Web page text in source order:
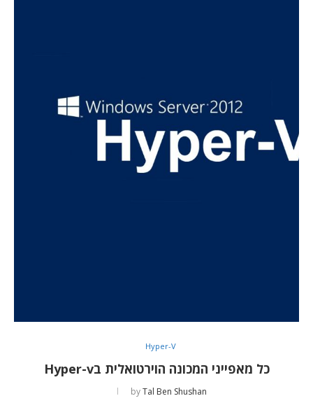
Hyper-V
כל מאפייני המכונה הוירטואלית בHyper-v
byTal Ben Shushan